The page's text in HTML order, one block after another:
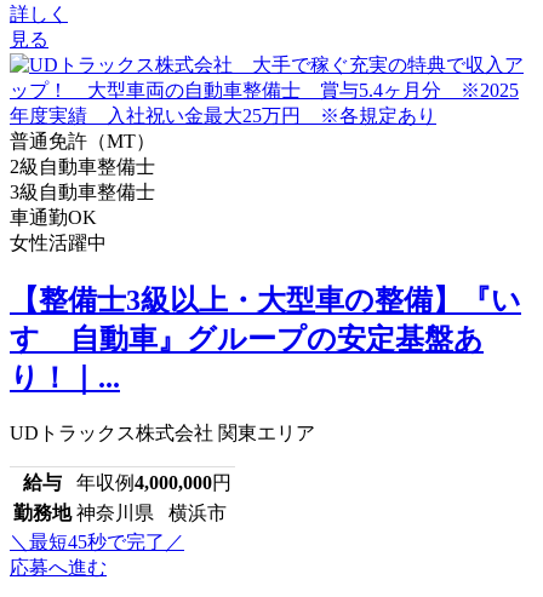
詳しく
見る
普通免許（MT）
2級自動車整備士
3級自動車整備士
車通勤OK
女性活躍中
【整備士3級以上・大型車の整備】『い
すゞ自動車』グループの安定基盤あ
り！｜...
UDトラックス株式会社 関東エリア
給与 年収例4,000,000円
勤務地 神奈川県 横浜市
＼最短45秒で完了／
応募へ進む